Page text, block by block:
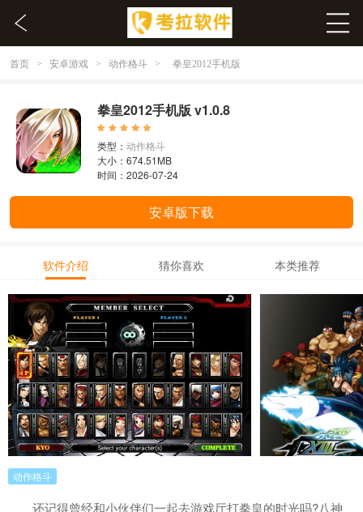
首页 > 安卓游戏 > 动作格斗 > 拳皇2012手机版
拳皇2012手机版 v1.0.8
类型： 动作格斗
大小：674.51MB
时间：2026-07-24
安卓版下载
软件介绍 猜你喜欢 本类推荐
动作格斗
还记得曾经和小伙伴们一起去游戏厅打拳皇的时光吗?八神